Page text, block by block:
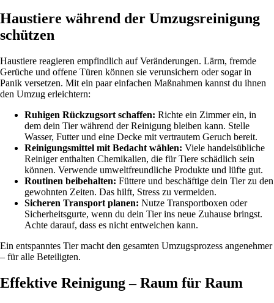
Haustiere während der Umzugsreinigung
schützen
Haustiere reagieren empfindlich auf Veränderungen. Lärm, fremde
Gerüche und offene Türen können sie verunsichern oder sogar in
Panik versetzen. Mit ein paar einfachen Maßnahmen kannst du ihnen
den Umzug erleichtern:
Ruhigen Rückzugsort schaffen: Richte ein Zimmer ein, in
dem dein Tier während der Reinigung bleiben kann. Stelle
Wasser, Futter und eine Decke mit vertrautem Geruch bereit.
Reinigungsmittel mit Bedacht wählen: Viele handelsübliche
Reiniger enthalten Chemikalien, die für Tiere schädlich sein
können. Verwende umweltfreundliche Produkte und lüfte gut.
Routinen beibehalten: Füttere und beschäftige dein Tier zu den
gewohnten Zeiten. Das hilft, Stress zu vermeiden.
Sicheren Transport planen: Nutze Transportboxen oder
Sicherheitsgurte, wenn du dein Tier ins neue Zuhause bringst.
Achte darauf, dass es nicht entweichen kann.
Ein entspanntes Tier macht den gesamten Umzugsprozess angenehmer
– für alle Beteiligten.
Effektive Reinigung – Raum für Raum